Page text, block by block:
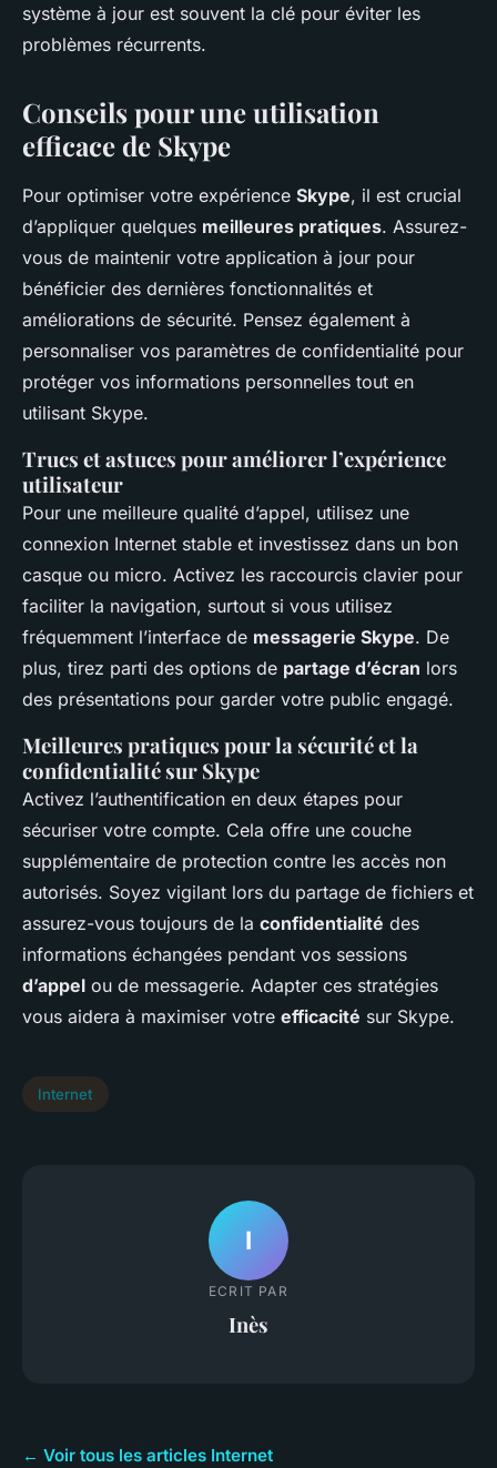
système à jour est souvent la clé pour éviter les
problèmes récurrents.
Conseils pour une utilisation
efficace de Skype
Pour optimiser votre expérience Skype, il est crucial
d’appliquer quelques meilleures pratiques. Assurez-
vous de maintenir votre application à jour pour
bénéficier des dernières fonctionnalités et
améliorations de sécurité. Pensez également à
personnaliser vos paramètres de confidentialité pour
protéger vos informations personnelles tout en
utilisant Skype.
Trucs et astuces pour améliorer l’expérience
utilisateur
Pour une meilleure qualité d’appel, utilisez une
connexion Internet stable et investissez dans un bon
casque ou micro. Activez les raccourcis clavier pour
faciliter la navigation, surtout si vous utilisez
fréquemment l’interface de messagerie Skype. De
plus, tirez parti des options de partage d’écran lors
des présentations pour garder votre public engagé.
Meilleures pratiques pour la sécurité et la
confidentialité sur Skype
Activez l’authentification en deux étapes pour
sécuriser votre compte. Cela offre une couche
supplémentaire de protection contre les accès non
autorisés. Soyez vigilant lors du partage de fichiers et
assurez-vous toujours de la confidentialité des
informations échangées pendant vos sessions
d’appel ou de messagerie. Adapter ces stratégies
vous aidera à maximiser votre efficacité sur Skype.
Internet
I
ECRIT PAR
Inès
← Voir tous les articles Internet